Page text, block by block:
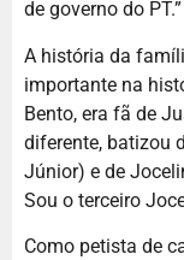
de governo do PT.”
A história da
importante na
Bento, era fã de
diferente, batizou
Júnior) e de
Sou o terceiro
Como petista de